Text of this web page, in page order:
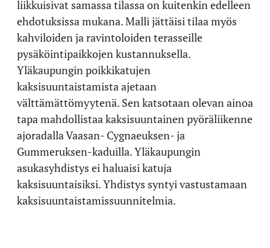
liikkuisivat samassa tilassa on kuitenkin edelleen
ehdotuksissa mukana. Malli jättäisi tilaa myös
kahviloiden ja ravintoloiden terasseille
pysäköintipaikkojen kustannuksella.
Yläkaupungin poikkikatujen
kaksisuuntaistamista ajetaan
välttämättömyytenä. Sen katsotaan olevan ainoa
tapa mahdollistaa kaksisuuntainen pyöräliikenne
ajoradalla Vaasan- Cygnaeuksen- ja
Gummeruksen-kaduilla. Yläkaupungin
asukasyhdistys ei haluaisi katuja
kaksisuuntaisiksi. Yhdistys syntyi vastustamaan
kaksisuuntaistamissuunnitelmia.